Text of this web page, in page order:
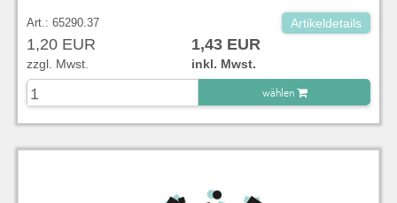
Art.: 65290.37 Artikeldetails
1,20 EUR 1,43 EUR
zzgl. Mwst.
inkl. Mwst.
wählen
zu Warenkorb hinzugefügt.